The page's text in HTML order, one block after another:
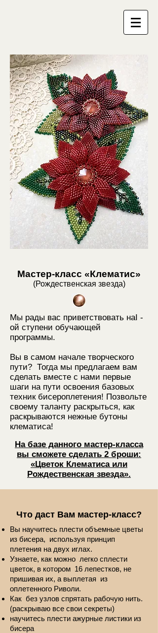
Мастер-класс «Клематис»
(Рождественская звезда)
Мы рады вас приветствовать наI -
ой ступени обучающей
программы.
Вы в самом начале творческого
пути? Тогда мы предлагаем вам
сделать вместе с нами первые
шаги на пути освоения базовых
техник бисероплетения! Позвольте
своему таланту раскрыться, как
раскрываются нежные бутоны
клематиса!
На базе данного мастер-класса
вы сможете сделать 2 броши:
«Цветок Клематиса или
Рождественская звезда».
Что даст Вам мастер-класс?
Вы научитесь плести объемные цветы
из бисера, используя принцип
плетения на двух иглах.
Узнаете, как можно легко сплести
цветок, в котором 16 лепестков, не
пришивая их, а выплетая из
оплетенного Риволи.
Как без узлов спрятать рабочую нить.
(раскрываю все свои секреты)
научитесь плести ажурные листики из
бисера